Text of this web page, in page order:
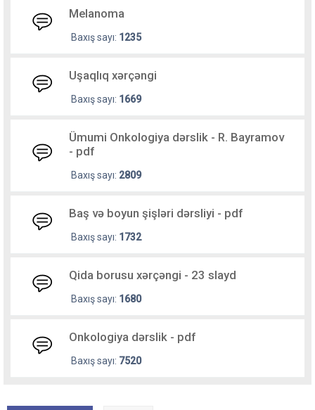
Melanoma
Baxış sayı: 1235
Uşaqlıq xərçəngi
Baxış sayı: 1669
Ümumi Onkologiya dərslik - R. Bayramov
- pdf
Baxış sayı: 2809
Baş və boyun şişləri dərsliyi - pdf
Baxış sayı: 1732
Qida borusu xərçəngi - 23 slayd
Baxış sayı: 1680
Onkologiya dərslik - pdf
Baxış sayı: 7520